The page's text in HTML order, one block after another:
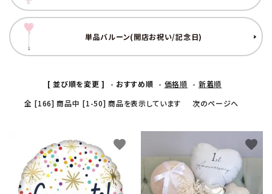
コンテンツ
ガイドライン
ようこそ ゲスト 様
単品バルーン(開店お祝い/記念日)
[ 並び順を変更 ] - おすすめ順 - 価格順 - 新着順
全 [166] 商品中 [1-50] 商品を表示しています
次のページへ
favorite favorite